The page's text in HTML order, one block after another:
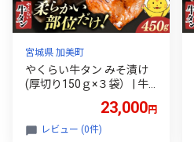
宮城県 加美町
やくらい牛タン みそ漬け
(厚切り150ｇ×３袋） | 牛
焼肉 BBQ バーベキュー や
くらい 食べ比べ 冷凍 おつ
23,000円
レビュー (0件)